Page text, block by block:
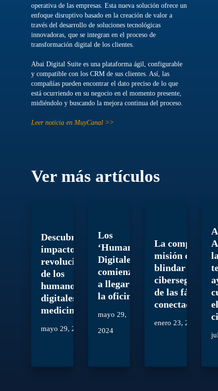
operativa de las empresas. Esta nueva solución ofrece un
enfoque disruptivo basado en la creación de valor a
través del desarrollo de soluciones tecnológicas
innovadoras, que se integran en el proceso de
transformación digital de los clientes.
Abai Digital Suite es una plataforma ágil, configurable
y compatible con los CRM de sus clientes. Así, las
compañías pueden encontrar el dato preciso de lo que
está ocurriendo en su negocio en el momento presente,
midiéndolo y buscando la mejora continua del proceso.
Leer noticia en MuyCanal >>
Ver más artículos
Descubre el
impacto
revolucionario
de los
humanos
digitales en la
medicina
mayo 29, 2024
Los
‘Humanos
Digitales’
comienzan
a llegar a
la oficina
mayo 29,
2024
La compleja
misión de
blindar la
ciberseguridad
de las fábricas
conectadas
enero 23, 2024